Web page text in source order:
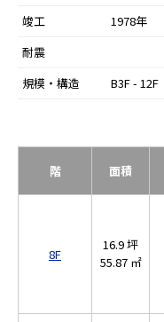
竣工
1978年
耐震
規模・構造
B3F -
階 面積
8F
16.9 坪
55.87 ㎡